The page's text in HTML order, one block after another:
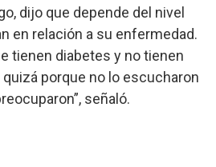
dijo que depende del nivel
en relación a su enfermedad.
tienen diabetes y no tienen
porque no lo escucharon
señaló.